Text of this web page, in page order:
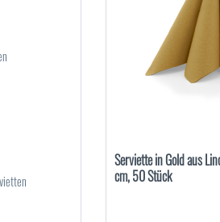
Serviette in Gold aus
cm, 50 Stück